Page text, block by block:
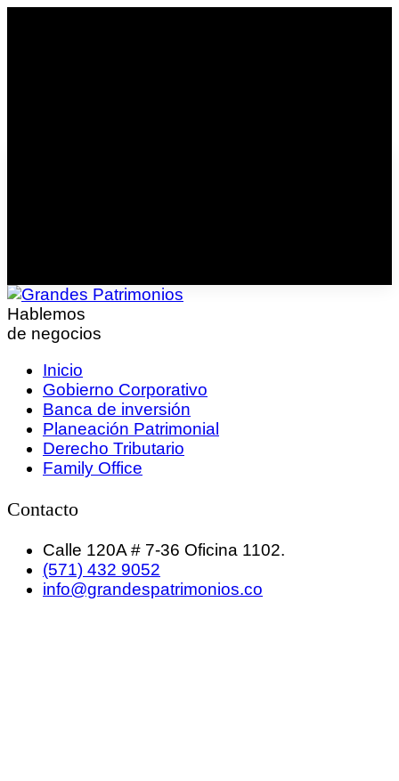
Hablemos
de negocios
Inicio
Gobierno Corporativo
Banca de inversión
Planeación Patrimonial
Derecho Tributario
Family Office
Contacto
Calle 120A # 7-36 Oficina 1102.
(571) 432 9052
info@grandespatrimonios.co